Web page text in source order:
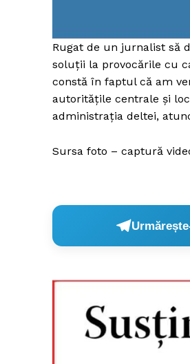
Rugat de un jurnalist să
soluții la provocările cu
constă în faptul că am
autoritățile centrale și
administrația deltei,
Sursa foto – captură